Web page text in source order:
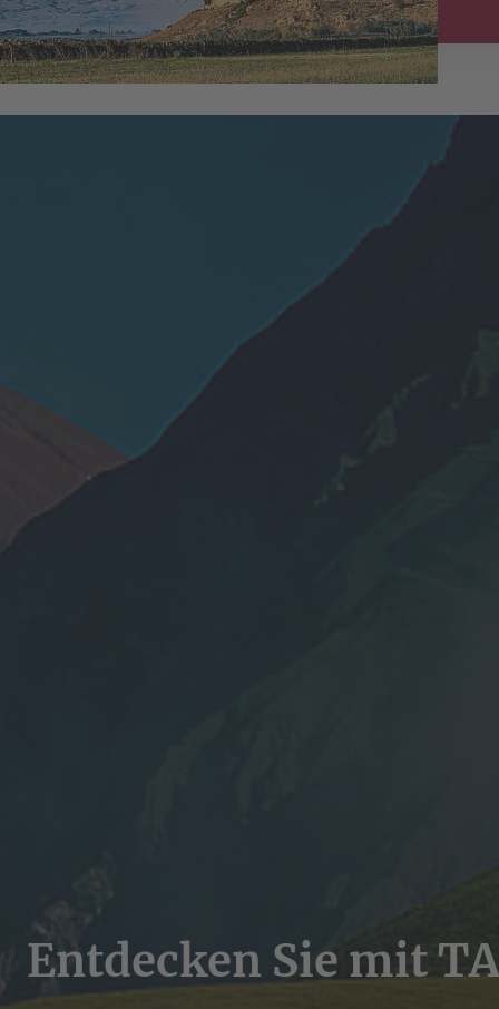
Entdecken Sie mit